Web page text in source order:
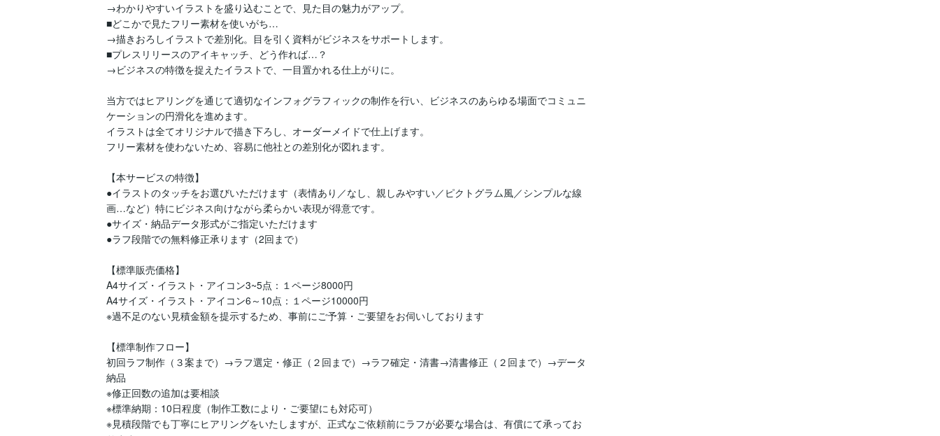
→わかりやすいイラストを盛り込むことで、見た目の魅力がアップ。
■どこかで見たフリー素材を使いがち…
→描きおろしイラストで差別化。目を引く資料がビジネスをサポートします。
■プレスリリースのアイキャッチ、どう作れば…？
→ビジネスの特徴を捉えたイラストで、一目置かれる仕上がりに。
当方ではヒアリングを通じて適切なインフォグラフィックの制作を行い、ビジネスのあらゆる場面でコミュニ
ケーションの円滑化を進めます。
イラストは全てオリジナルで描き下ろし、オーダーメイドで仕上げます。
フリー素材を使わないため、容易に他社との差別化が図れます。
【本サービスの特徴】
●イラストのタッチをお選びいただけます（表情あり／なし、親しみやすい／ピクトグラム風／シンプルな線
画…など）特にビジネス向けながら柔らかい表現が得意です。
●サイズ・納品データ形式がご指定いただけます
●ラフ段階での無料修正承ります（2回まで）
【標準販売価格】
A4サイズ・イラスト・アイコン3~5点：１ページ8000円
A4サイズ・イラスト・アイコン6～10点：１ページ10000円
※過不足のない見積金額を提示するため、事前にご予算・ご要望をお伺いしております
【標準制作フロー】
初回ラフ制作（３案まで）→ラフ選定・修正（２回まで）→ラフ確定・清書→清書修正（２回まで）→データ
納品
※修正回数の追加は要相談
※標準納期：10日程度（制作工数により・ご要望にも対応可）
※見積段階でも丁寧にヒアリングをいたしますが、正式なご依頼前にラフが必要な場合は、有償にて承ってお